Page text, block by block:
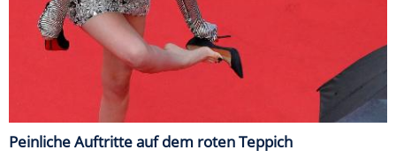
Peinliche Auftritte auf dem roten Teppich